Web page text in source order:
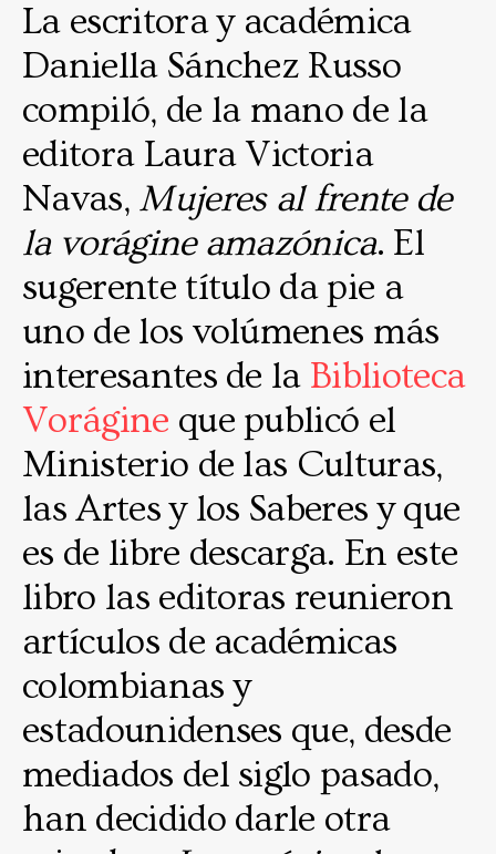
La escritora y académica
Daniella Sánchez Russo
compiló, de la mano de la
editora Laura Victoria
Navas, Mujeres al frente de
la vorágine amazónica. El
sugerente título da pie a
uno de los volúmenes más
interesantes de la Biblioteca
Vorágine que publicó el
Ministerio de las Culturas,
las Artes y los Saberes y que
es de libre descarga. En este
libro las editoras reunieron
artículos de académicas
colombianas y
estadounidenses que, desde
mediados del siglo pasado,
han decidido darle otra